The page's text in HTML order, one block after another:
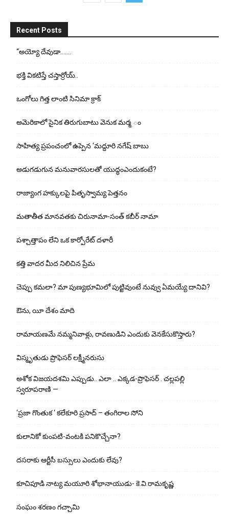
Recent Posts
“అయ్యో దేవుడా…….
భ‌క్తి విక‌టిస్తే చ‌స్తార్రోయ్‌..
ఒంగోలు గిత్త లాంటి సినిమా క్రాక్
అమెరికాలో సైనిక తిరుగుబాటు వెనుక మర్మ ం
సాహిత్య ప్రపంచంలో ఉప్పెన ‘మద్దూరి నగేష్ బాబు
అడుగ‌డుగున మ‌నువార‌సుల‌తో యుద్ధంఎందుకంటే?
రాజ్యాంగ హక్కులపై పితృస్వామ్య పెత్తనం
మతాతీత మానవతకు చిరునామా-సంత్ కబీర్ నామా
పశ్చాత్తాపం లేని ఒక కార్పోరేట్ దళారీ
కత్తి వాదర మీద నిలిచిన ప్రేమ
చెప్పు క‌మ‌లా? మా పుణ్యభూమిలో పుట్టివుంటే నువ్వు ఏమయ్యే దానివి?
ఔను, యీ దేశం మాది
రామాయణమే నమ్మనివాళ్లు, రావణుడిని ఎందుకు వెనకేసుకొస్తారు?
విస్మృతుడు ప్రొఫెసర్ లక్ష్మీనరుసు
అశోక విజ‌య‌ద‌శ‌మి ఎప్పుడు.. ఎలా .. ఎక్క‌డ‌-ప్రొఫెసర్ . చల్లపల్లి
స్వరూపరాణి —
‘ప్రజా గొంతుక ‘ కలేకూరి ప్రసాద్ – తంగిరాల సోని
కులానికో కుంప‌టి-వంట‌కి ప‌నికొచ్చేనా?
ద‌స‌రాకు ఆర్టీసీ బ‌స్సులు ఎందుకు లేవు?
కూచిపూడి నాట్య మ‌యూరి శోభానాయుడు- కె.వి.రామకృష్ణ
సంఘం శరణం గచ్చామి